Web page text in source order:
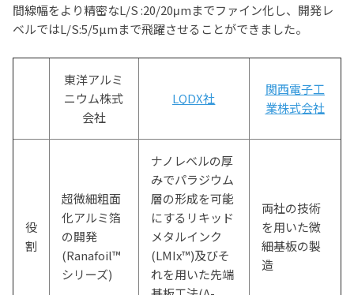
間線幅をより精密なL/S :20/20μmまでファイン化し、開発レ
ベルではL/S:5/5µmまで飛躍させることができました。
東洋アルミ
ニウム株式
会社
LQDX社
関西電子工
業株式会社
役
割
超微細粗面
化アルミ箔
の開発
(Ranafoil™
シリーズ)
ナノレベルの厚
みでパラジウム
層の形成を可能
にするリキッド
メタルインク
(LMIx™)及びそ
れを用いた先端
両社の技術
を用いた微
細基板の製
造